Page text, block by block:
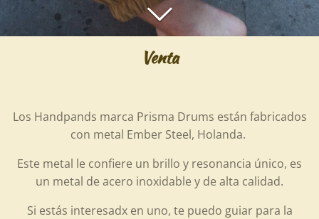
Venta
Los Handpands marca Prisma Drums están fabricados
con metal Ember Steel, Holanda.
Este metal le confiere un brillo y resonancia único, es
un metal de acero inoxidable y de alta calidad.
Si estás interesadx en uno, te puedo guiar para la